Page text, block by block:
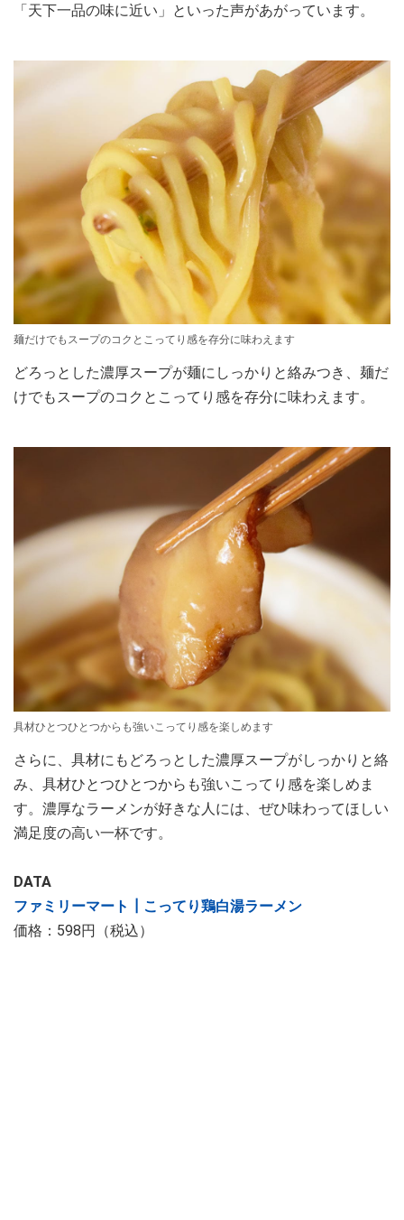
「天下一品の味に近い」といった声があがっています。
麺だけでもスープのコクとこってり感を存分に味わえます
どろっとした濃厚スープが麺にしっかりと絡みつき、麺だ
けでもスープのコクとこってり感を存分に味わえます。
具材ひとつひとつからも強いこってり感を楽しめます
さらに、具材にもどろっとした濃厚スープがしっかりと絡
み、具材ひとつひとつからも強いこってり感を楽しめま
す。濃厚なラーメンが好きな人には、ぜひ味わってほしい
満足度の高い一杯です。
DATA
ファミリーマート┃こってり鶏白湯ラーメン
価格：598円（税込）